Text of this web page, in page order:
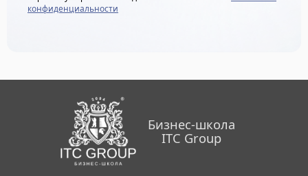
конфиденциальности
Бизнес-школа
ITC Group